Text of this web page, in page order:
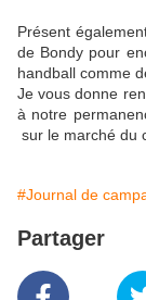
Présent
de Bondy pour
handball comme
Je vous donne
à notre
sur le marché du
#Journal de
Partager